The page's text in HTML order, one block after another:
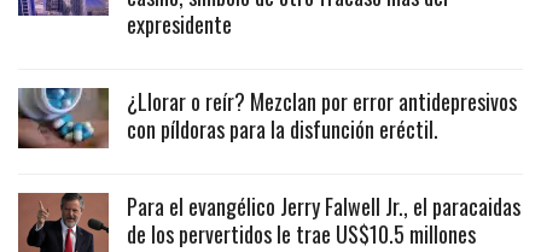
expresidente
¿Llorar o reír? Mezclan por error antidepresivos
con píldoras para la disfunción eréctil.
Para el evangélico Jerry Falwell Jr., el paracaidas
de los pervertidos le trae US$10.5 millones